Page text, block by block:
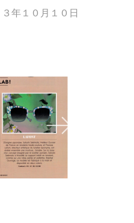
年１０月１０日